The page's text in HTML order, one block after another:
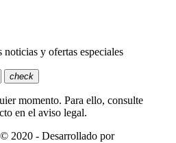
y ofertas especiales
check
momento. Para ello, consulte
en el aviso legal.
2020 - Desarrollado por